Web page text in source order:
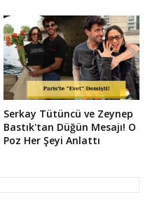
Serkay Tütüncü ve Zeynep
Bastık'tan Düğün Mesajı! O
Poz Her Şeyi Anlattı